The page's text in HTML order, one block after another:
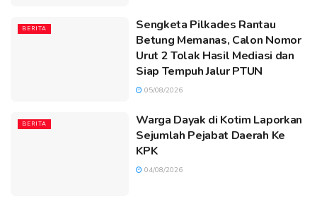
BERITA
Sengketa Pilkades Rantau
Betung Memanas, Calon Nomor
Urut 2 Tolak Hasil Mediasi dan
Siap Tempuh Jalur PTUN
05/08/2026
BERITA
Warga Dayak di Kotim Laporkan
Sejumlah Pejabat Daerah Ke
KPK
04/08/2026